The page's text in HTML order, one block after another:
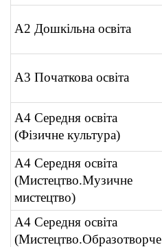
А2 Дошкільна освіта
А3 Початкова освіта
А4 Середня освіта
(Фізичне культура)
А4 Середня освіта
(Мистецтво.Музичне
мистецтво)
А4 Середня освіта
(Мистецтво.Образотворче